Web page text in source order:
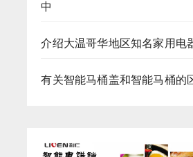
中
介绍大温哥华地区知名家用电
有关智能马桶盖和智能马桶的